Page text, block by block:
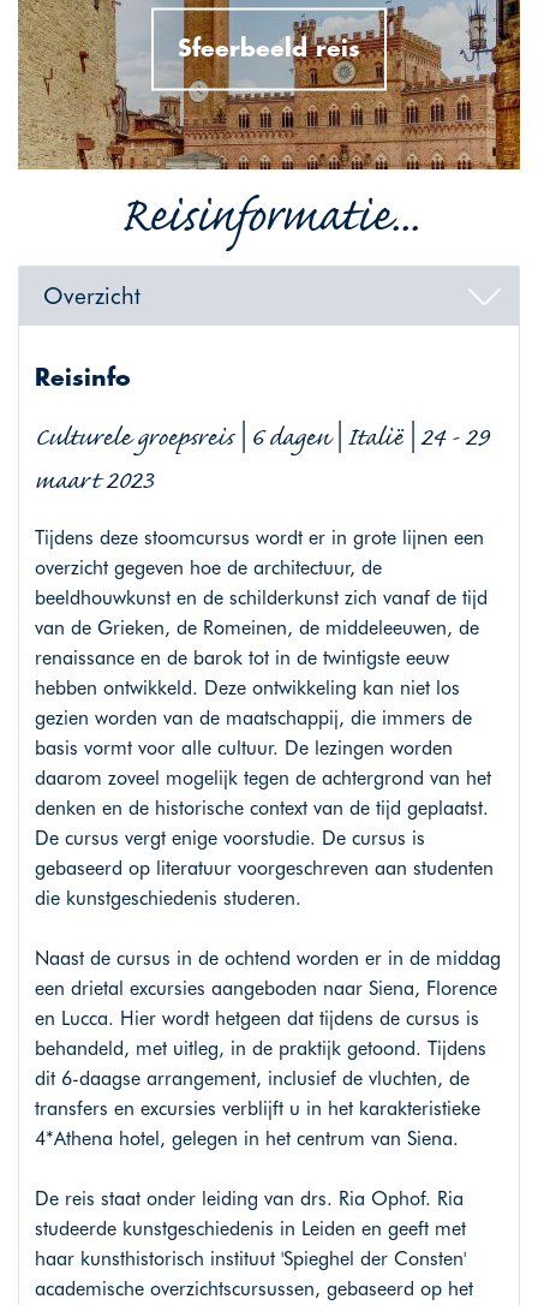
Sfeerbeeld reis
Reisinformatie...
Overzicht
Reisinfo
Culturele groepsreis | 6 dagen | Italië | 24 - 29
maart 2023
Tijdens deze stoomcursus wordt er in grote lijnen een
overzicht gegeven hoe de architectuur, de
beeldhouwkunst en de schilderkunst zich vanaf de tijd
van de Grieken, de Romeinen, de middeleeuwen, de
renaissance en de barok tot in de twintigste eeuw
hebben ontwikkeld. Deze ontwikkeling kan niet los
gezien worden van de maatschappij, die immers de
basis vormt voor alle cultuur. De lezingen worden
daarom zoveel mogelijk tegen de achtergrond van het
denken en de historische context van de tijd geplaatst.
De cursus vergt enige voorstudie. De cursus is
gebaseerd op literatuur voorgeschreven aan studenten
die kunstgeschiedenis studeren.
Naast de cursus in de ochtend worden er in de middag
een drietal excursies aangeboden naar Siena, Florence
en Lucca. Hier wordt hetgeen dat tijdens de cursus is
behandeld, met uitleg, in de praktijk getoond. Tijdens
dit 6-daagse arrangement, inclusief de vluchten, de
transfers en excursies verblijft u in het karakteristieke
4*Athena hotel, gelegen in het centrum van Siena.
De reis staat onder leiding van drs. Ria Ophof. Ria
studeerde kunstgeschiedenis in Leiden en geeft met
haar kunsthistorisch instituut 'Spieghel der Consten'
academische overzichtscursussen, gebaseerd op het